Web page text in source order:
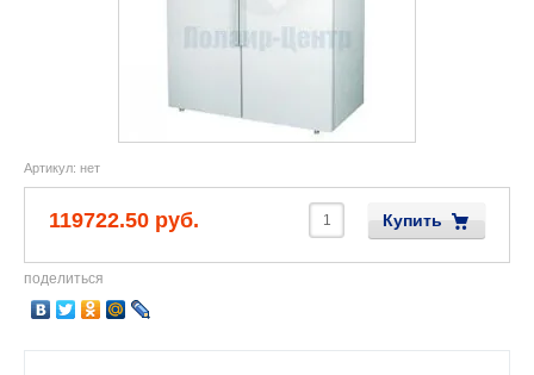
Артикул: нет
119722.50 руб. Купить
поделиться